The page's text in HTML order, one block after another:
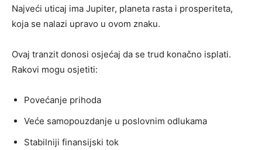
Najveći uticaj ima Jupiter, planeta rasta i prosperiteta,
koja se nalazi upravo u ovom znaku.
Ovaj tranzit donosi osjećaj da se trud konačno isplati.
Rakovi mogu osjetiti:
Povećanje prihoda
Veće samopouzdanje u poslovnim odlukama
Stabilniji finansijski tok